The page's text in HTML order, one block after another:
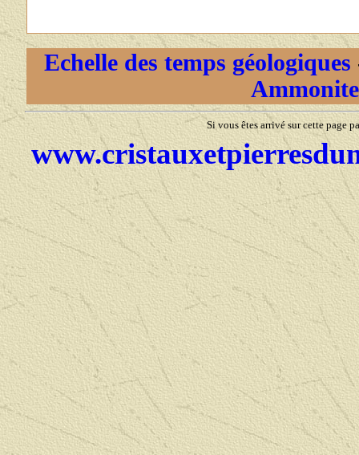
Echelle des temps géologiques
Si vous êtes arrivé sur cette page